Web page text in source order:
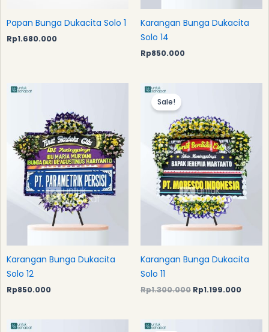
Papan Bunga Dukacita Solo 1
Rp1.680.000
Karangan Bunga Dukacita
Solo 14
Rp850.000
Karangan Bunga Dukacita
Solo 12
Rp850.000
Sale!
Karangan Bunga Dukacita
Solo 11
Rp1.300.000
Rp1.300.000.
Rp1.199.000